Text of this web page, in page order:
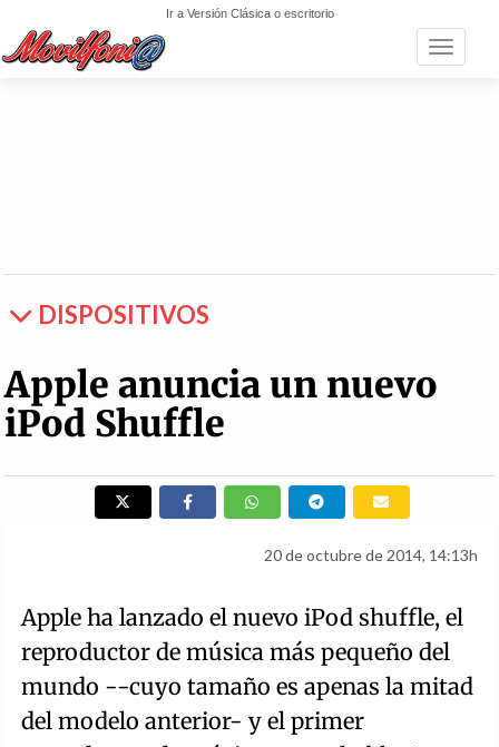
Ir a Versión Clásica o escritorio
Toggle
DISPOSITIVOS
Apple anuncia un nuevo
iPod Shuffle
20 de octubre de 2014, 14:13h
Apple ha lanzado el nuevo iPod shuffle, el
reproductor de música más pequeño del
mundo --cuyo tamaño es apenas la mitad
del modelo anterior- y el primer